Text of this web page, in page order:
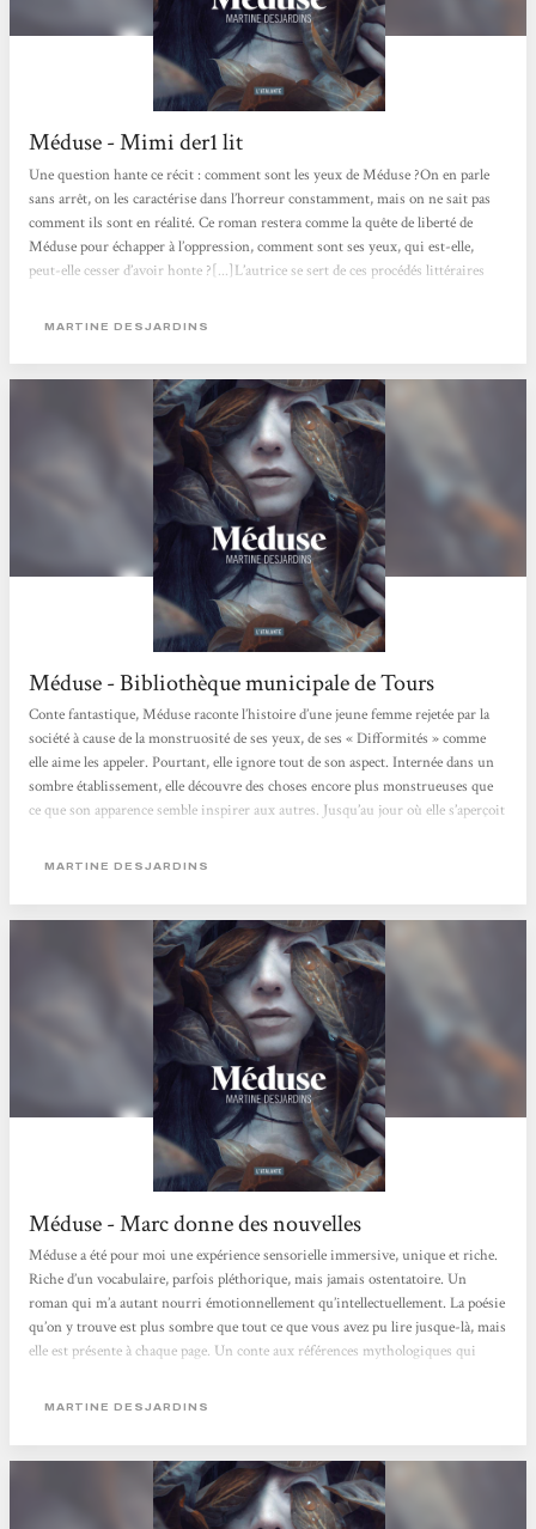
Méduse - Mimi der1 lit
Une question hante ce récit : comment sont les yeux de Méduse ?On en parle
sans arrêt, on les caractérise dans l’horreur constamment, mais on ne sait pas
comment ils sont en réalité. Ce roman restera comme la quête de liberté de
Méduse pour échapper à l’oppression, comment sont ses yeux, qui est-elle,
peut-elle cesser d’avoir honte ?[...]L’autrice se sert de ces procédés littéraires
Si cette existence nous est déjà insupportable, quelle vie est...
MARTINE DESJARDINS
Méduse - Bibliothèque municipale de Tours
Conte fantastique, Méduse raconte l’histoire d’une jeune femme rejetée par la
société à cause de la monstruosité de ses yeux, de ses « Difformités » comme
elle aime les appeler. Pourtant, elle ignore tout de son aspect. Internée dans un
sombre établissement, elle découvre des choses encore plus monstrueuses que
ce que son apparence semble inspirer aux autres. Jusqu’au jour où elle s’aperçoit
sauver… Martine Desjardins nous offre une histoire captivante au...
MARTINE DESJARDINS
Méduse - Marc donne des nouvelles
Méduse a été pour moi une expérience sensorielle immersive, unique et riche.
Riche d’un vocabulaire, parfois pléthorique, mais jamais ostentatoire. Un
roman qui m’a autant nourri émotionnellement qu’intellectuellement. La poésie
qu’on y trouve est plus sombre que tout ce que vous avez pu lire jusque-là, mais
elle est présente à chaque page. Un conte aux références mythologiques qui
sort de ces pages, se trouve dans l’enrichissement qu’elle apporte au lecteur,
MARTINE DESJARDINS